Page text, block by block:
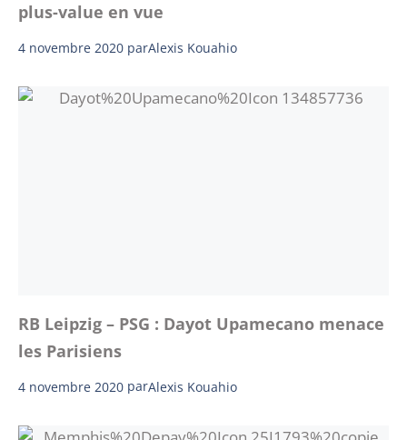
plus-value en vue
4 novembre 2020 parAlexis Kouahio
RB Leipzig – PSG : Dayot Upamecano menace
les Parisiens
4 novembre 2020 parAlexis Kouahio